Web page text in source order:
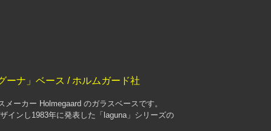
ーナ」ベース / ホルムガード社
ーカー Holmegaard のガラスベースです。
インし1983年に発表した「laguna」シリーズの